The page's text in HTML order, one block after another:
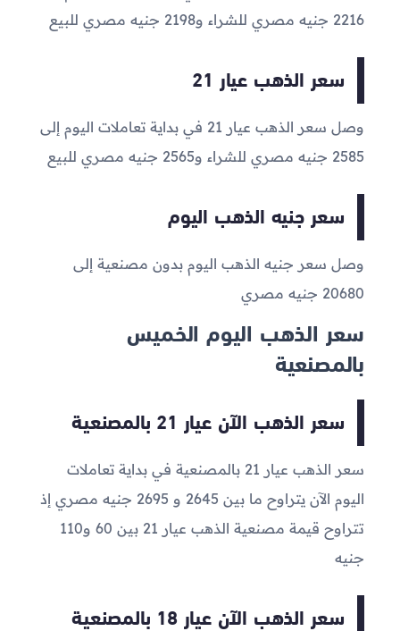
2216 جنيه مصري للشراء و2198 جنيه مصري للبيع
سعر الذهب عيار 21
وصل سعر الذهب عيار 21 في بداية تعاملات اليوم إلى
2585 جنيه مصري للشراء و2565 جنيه مصري للبيع
سعر جنيه الذهب اليوم
وصل سعر جنيه الذهب اليوم بدون مصنعية إلى
20680 جنيه مصري
سعر الذهب اليوم الخميس
بالمصنعية
سعر الذهب الآن عيار 21 بالمصنعية
سعر الذهب عيار 21 بالمصنعية في بداية تعاملات
اليوم الآن يتراوح ما بين 2645 و 2695 جنيه مصري إذ
تتراوح قيمة مصنعية الذهب عيار 21 بين 60 و110
جنيه
سعر الذهب الآن عيار 18 بالمصنعية